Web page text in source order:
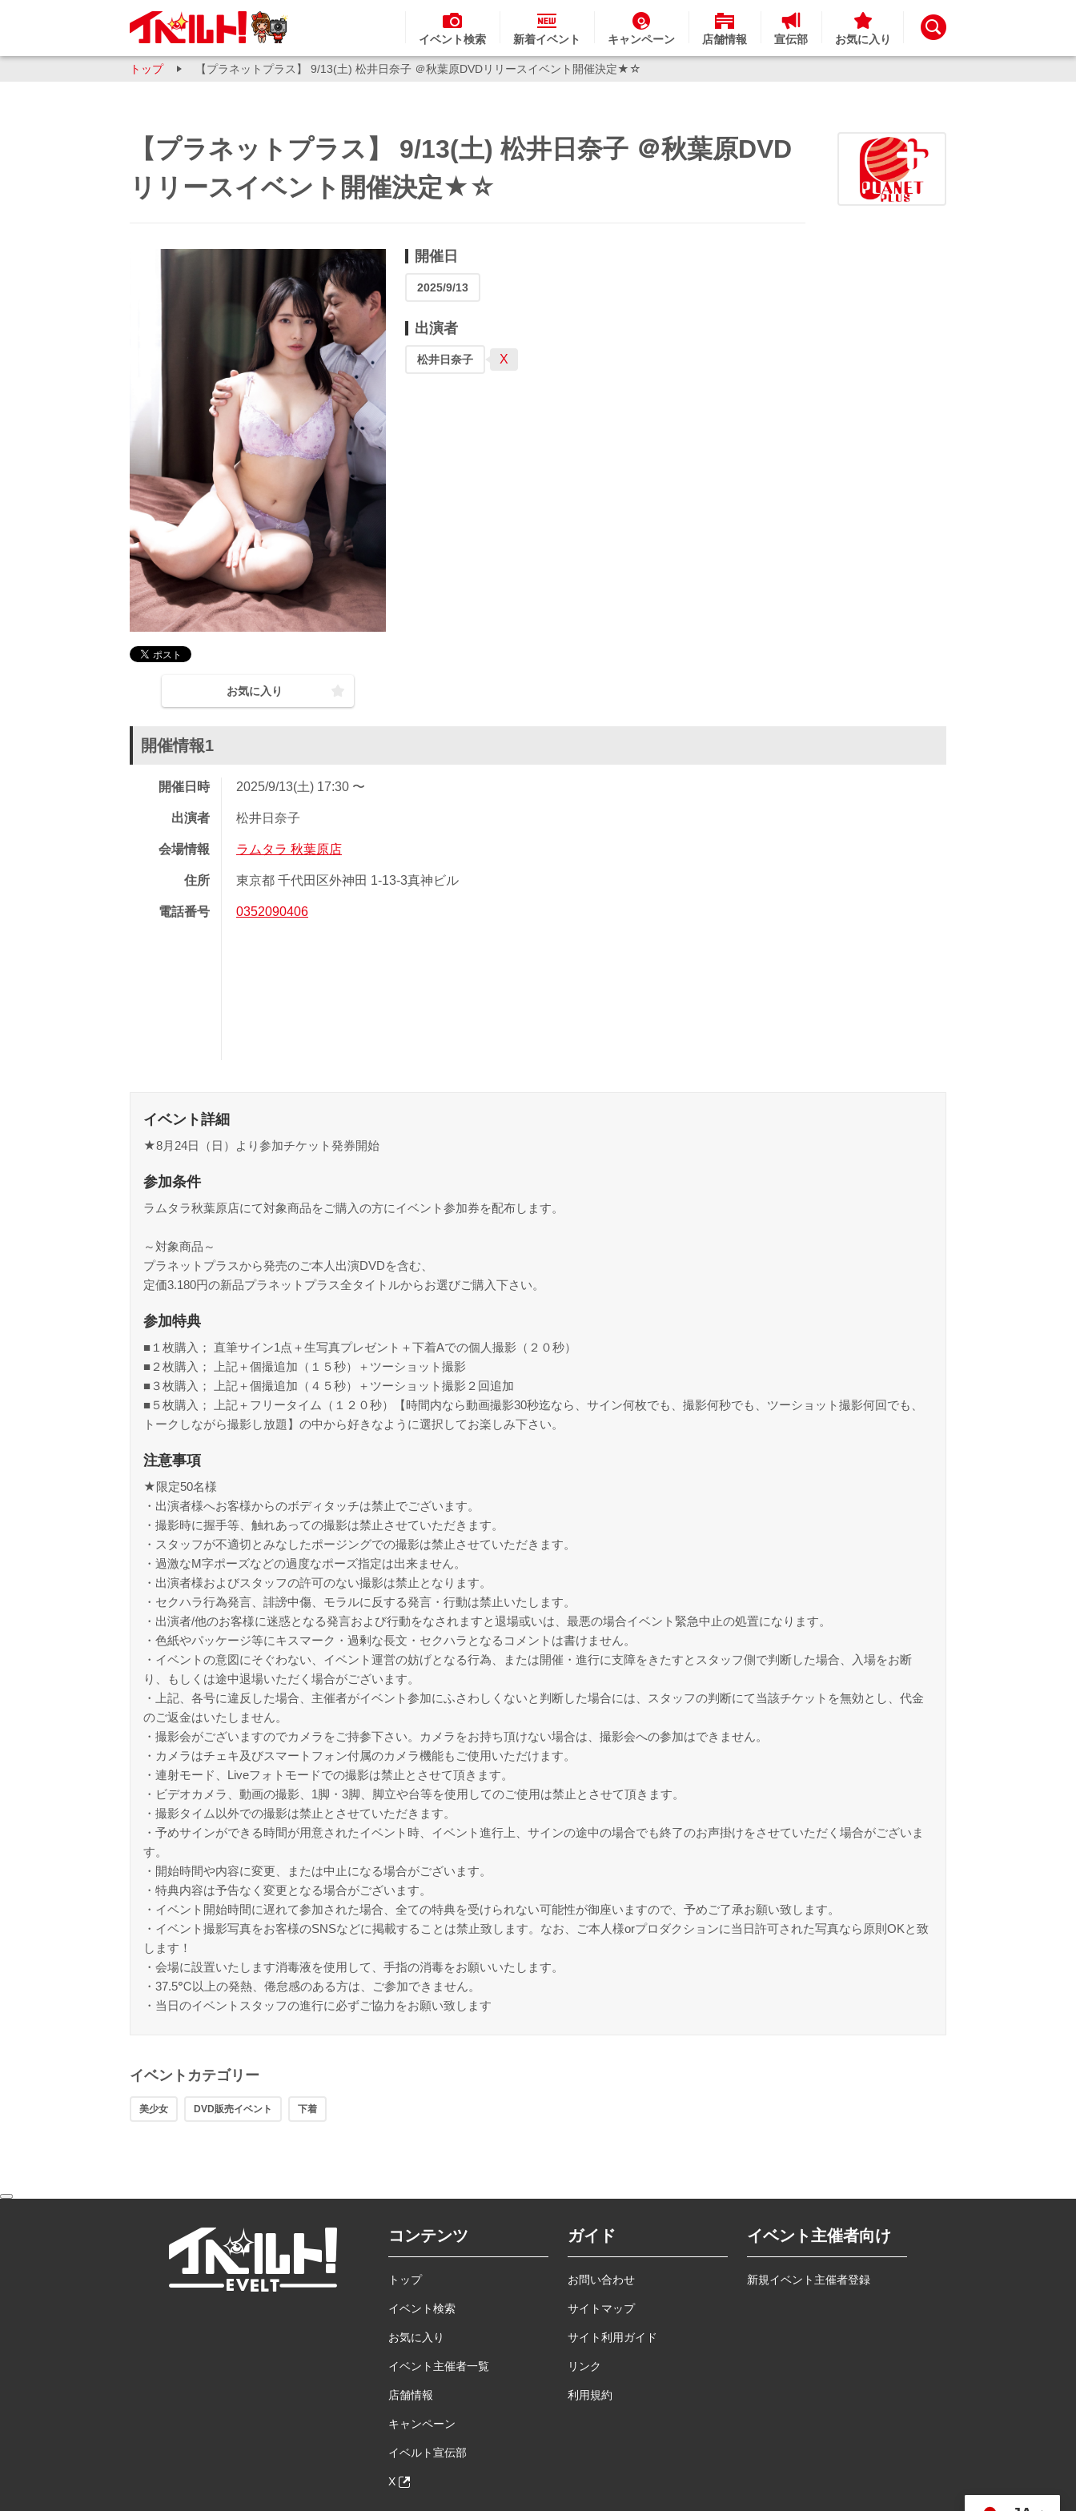
イベント検索 新着イベント キャンペーン 店舗情報 宣伝部 お気に入り
トップ 【プラネットプラス】 9/13(土) 松井日奈子 ＠秋葉原DVDリリースイベント開催決定★☆
【プラネットプラス】 9/13(土) 松井日奈子 ＠秋葉原DVD
リリースイベント開催決定★☆
お気に入り
開催日
2025/9/13
出演者
松井日奈子 X
開催情報1
開催日時 2025/9/13(土) 17:30 〜
出演者 松井日奈子
会場情報 ラムタラ 秋葉原店
住所 東京都 千代田区外神田 1-13-3真神ビル
電話番号 0352090406
イベント詳細
★8月24日（日）より参加チケット発券開始
参加条件
ラムタラ秋葉原店にて対象商品をご購入の方にイベント参加券を配布します。
～対象商品～
プラネットプラスから発売のご本人出演DVDを含む、
定価3.180円の新品プラネットプラス全タイトルからお選びご購入下さい。
参加特典
■１枚購入； 直筆サイン1点＋生写真プレゼント＋下着Aでの個人撮影（２０秒）
■２枚購入； 上記＋個撮追加（１５秒）＋ツーショット撮影
■３枚購入； 上記＋個撮追加（４５秒）＋ツーショット撮影２回追加
■５枚購入； 上記＋フリータイム（１２０秒）【時間内なら動画撮影30秒迄なら、サイン何枚でも、撮影何秒でも、ツーショット撮影何回でも、
トークしながら撮影し放題】の中から好きなように選択してお楽しみ下さい。
注意事項
★限定50名様
・出演者様へお客様からのボディタッチは禁止でございます。
・撮影時に握手等、触れあっての撮影は禁止させていただきます。
・スタッフが不適切とみなしたポージングでの撮影は禁止させていただきます。
・過激なM字ポーズなどの過度なポーズ指定は出来ません。
・出演者様およびスタッフの許可のない撮影は禁止となります。
・セクハラ行為発言、誹謗中傷、モラルに反する発言・行動は禁止いたします。
・出演者/他のお客様に迷惑となる発言および行動をなされますと退場或いは、最悪の場合イベント緊急中止の処置になります。
・色紙やパッケージ等にキスマーク・過剰な長文・セクハラとなるコメントは書けません。
・イベントの意図にそぐわない、イベント運営の妨げとなる行為、または開催・進行に支障をきたすとスタッフ側で判断した場合、入場をお断
り、もしくは途中退場いただく場合がございます。
・上記、各号に違反した場合、主催者がイベント参加にふさわしくないと判断した場合には、スタッフの判断にて当該チケットを無効とし、代金
のご返金はいたしません。
・撮影会がございますのでカメラをご持参下さい。カメラをお持ち頂けない場合は、撮影会への参加はできません。
・カメラはチェキ及びスマートフォン付属のカメラ機能もご使用いただけます。
・連射モード、Liveフォトモードでの撮影は禁止とさせて頂きます。
・ビデオカメラ、動画の撮影、1脚・3脚、脚立や台等を使用してのご使用は禁止とさせて頂きます。
・撮影タイム以外での撮影は禁止とさせていただきます。
・予めサインができる時間が用意されたイベント時、イベント進行上、サインの途中の場合でも終了のお声掛けをさせていただく場合がございま
す。
・開始時間や内容に変更、または中止になる場合がございます。
・特典内容は予告なく変更となる場合がございます。
・イベント開始時間に遅れて参加された場合、全ての特典を受けられない可能性が御座いますので、予めご了承お願い致します。
・イベント撮影写真をお客様のSNSなどに掲載することは禁止致します。なお、ご本人様orプロダクションに当日許可された写真なら原則OKと致
します！
・会場に設置いたします消毒液を使用して、手指の消毒をお願いいたします。
・37.5℃以上の発熱、倦怠感のある方は、ご参加できません。
・当日のイベントスタッフの進行に必ずご協力をお願い致します
イベントカテゴリー
美少女 DVD販売イベント 下着
コンテンツ
トップ
イベント検索
お気に入り
イベント主催者一覧
店舗情報
キャンペーン
イベルト宣伝部
X
ガイド
お問い合わせ
サイトマップ
サイト利用ガイド
リンク
利用規約
イベント主催者向け
新規イベント主催者登録